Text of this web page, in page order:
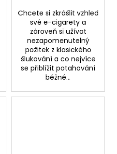
Chcete si zkrášlit vzhled
své e-cigarety a
zároveň si užívat
nezapomenutelný
požitek z klasického
šlukování a co nejvíce
se přiblížit potahování
běžné...